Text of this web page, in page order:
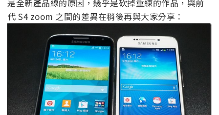
是全新產品線的原因，幾乎是砍掉重練的作品，與前
代 S4 zoom 之間的差異在稍後再與大家分享：